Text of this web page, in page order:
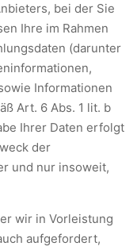
bei der Sie
Ihre im Rahmen
(darunter
Informationen
Art. 6 Abs. 1 lit. b
Ihrer Daten erfolgt
der
und nur insoweit,
wir in Vorleistung
aufgefordert,